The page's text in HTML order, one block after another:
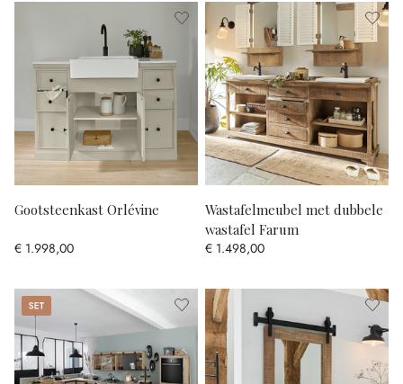
Gootsteenkast Orlévine
€ 1.998,00
Wastafelmeubel met dubbele
wastafel Farum
€ 1.498,00
Set